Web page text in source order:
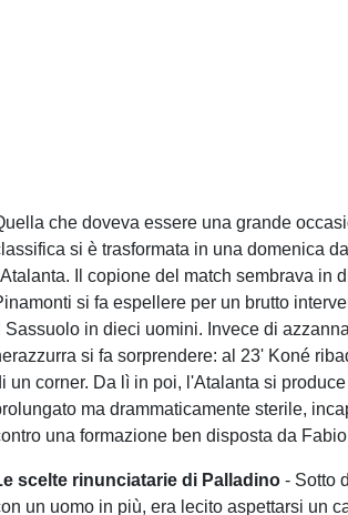
che doveva essere una grande
si è trasformata in una domenica
Il copione del match sembrava in
si fa espellere per un brutto
Sassuolo in dieci uomini. Invece di
si fa sorprendere: al 23' Koné
un corner. Da lì in poi, l'Atalanta si
ma drammaticamente sterile,
una formazione ben disposta da
scelte rinunciatarie di Palladino - Sotto
un uomo in più, era lecito aspettarsi un